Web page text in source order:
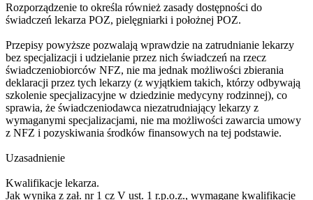
Rozporządzenie to określa również zasady dostępności do
świadczeń lekarza POZ, pielęgniarki i położnej POZ.
Przepisy powyższe pozwalają wprawdzie na zatrudnianie lekarzy
bez specjalizacji i udzielanie przez nich świadczeń na rzecz
świadczeniobiorców NFZ, nie ma jednak możliwości zbierania
deklaracji przez tych lekarzy (z wyjątkiem takich, którzy odbywają
szkolenie specjalizacyjne w dziedzinie medycyny rodzinnej), co
sprawia, że świadczeniodawca niezatrudniający lekarzy z
wymaganymi specjalizacjami, nie ma możliwości zawarcia umowy
z NFZ i pozyskiwania środków finansowych na tej podstawie.
Uzasadnienie
Kwalifikacje lekarza.
Jak wynika z zał. nr 1 cz V ust. 1 r.p.o.z., wymagane kwalifikacje